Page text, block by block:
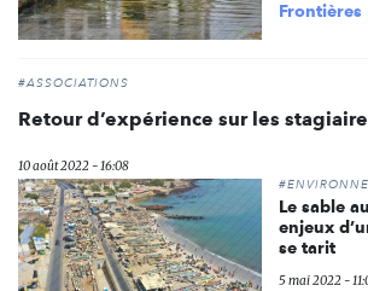
Frontières
#ASSOCIATIONS
Retour d’expérience sur les
10 août 2022 - 16:08
Le sable
enjeux
se tarit
5 mai 2022 -